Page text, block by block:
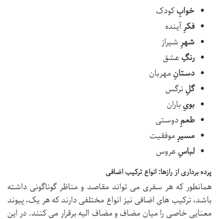
خوابِکودک
فکرِآینده
شهرِ شیراز
رنگِعشق
دستانِمهربان
گلِ نرگس
بویِ باران
طعمِدوستی
مسیرِموفقیت
لباسِ عروس
پرده برداری از رازها: انواع ترکیب اضافی
همانطور که هر سفری می تواند مقاصد و مناظر گوناگونی داشته
باشد، ترکیب های اضافی نیز انواع مختلفی دارند که هر یک، پیوند
معنایی خاصی را میان مضاف و مضاف الیه برقرار می کنند. در این